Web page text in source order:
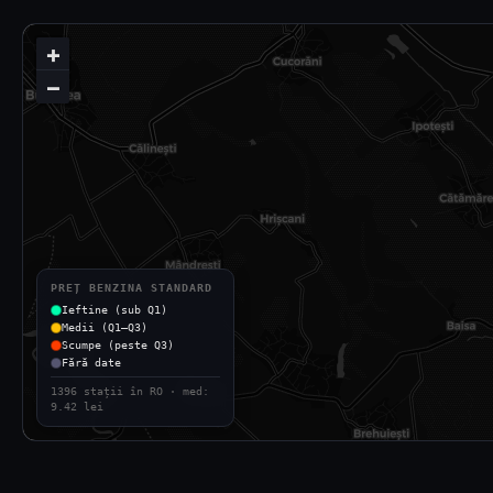
+
−
PREȚ BENZINA STANDARD
Ieftine (sub Q1)
Medii (Q1–Q3)
Scumpe (peste Q3)
Fără date
1396 stații în RO · med:
9.42 lei